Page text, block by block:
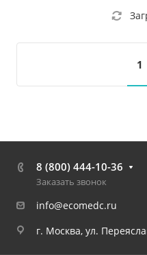
1
8 (800) 444-10-36
Заказать звонок
info@ecomedc.ru
г. Москва, ул.